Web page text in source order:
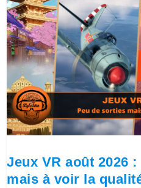
Jeux VR août 2026
mais à voir la